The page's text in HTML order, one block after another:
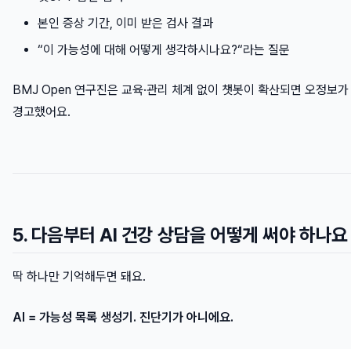
본인 증상 기간, 이미 받은 검사 결과
“이 가능성에 대해 어떻게 생각하시나요?“라는 질문
BMJ Open 연구진은 교육·관리 체계 없이 챗봇이 확산되면 오정보
경고했어요.
5. 다음부터 AI 건강 상담을 어떻게 써야 하나요
딱 하나만 기억해두면 돼요.
AI = 가능성 목록 생성기. 진단기가 아니에요.